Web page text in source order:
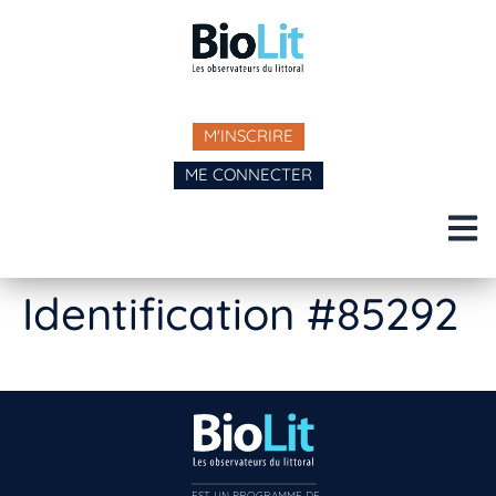
M'INSCRIRE
ME CONNECTER
Identification #85292